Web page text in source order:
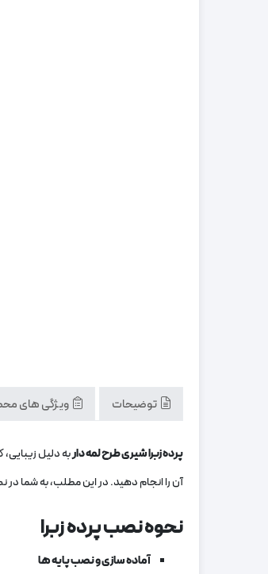
توضیحات ویژگی های
پرده زبرا شیری طرح لمه داربه دلیل
آن را انجام دهید. در این مطلب، به شما در
نحوه نصب پرده زبرا
آماده سازی و نصب پایه ها